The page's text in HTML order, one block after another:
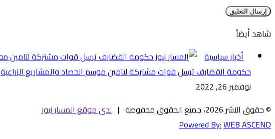
شاهد أيضاً
أخبار سياسية
حكومة القضارف ترسل قوات مشتركة لتامين موسم الحصاد والمشاريع الزراعية
نوفمبر 26, 2022
© حقوق النشر 2026، جميع الحقوق محفوظة |
لدى موقع المسار نيوز
Powered By:WEB ASCEND